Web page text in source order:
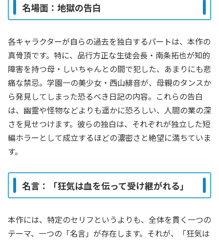
名場面：地獄の告白
各キャラクターが自らの過去を独白するパートは、本作の
真骨頂です。特に、品行方正な生徒会長・南条拓也が知的
障害を持つ母・しいちゃんとの間で犯した、あまりにも悲
痛な禁忌。学園一の美少女・西山緋音が、母親のタンスか
ら発見してしまった恐るべき日記の内容。これらの告白
は、幽霊や怪物などよりも遥かに恐ろしい、人間の業の深
さを見せつけます。彼らの独白は、それぞれが独立した短
編ホラーとして成立するほどの濃密さと絶望に満ちていま
す。
名言：「狂気は血を伝って受け継がれる」
本作には、特定のセリフというよりも、全体を貫く一つの
テーマ、一つの「名言」が存在します。それが、「狂気は